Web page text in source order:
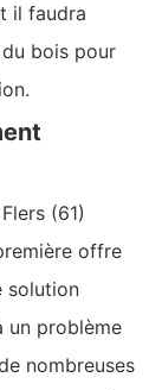
il faudra
bois pour
(61)
offre
solution
un problème
nombreuses